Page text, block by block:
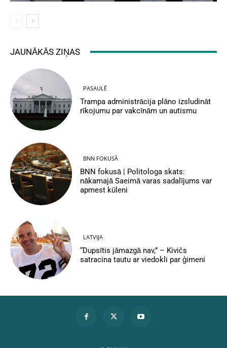
JAUNĀKĀS ZIŅAS
PASAULĒ
Trampa administrācija plāno izsludināt
rīkojumu par vakcīnām un autismu
BNN FOKUSĀ
BNN fokusā | Politologa skats:
nākamajā Saeimā varas sadalījums var
apmest kūleni
LATVIJA
“Dupsītis jāmazgā nav,” – Kivičs
satracina tautu ar viedokli par ģimeni